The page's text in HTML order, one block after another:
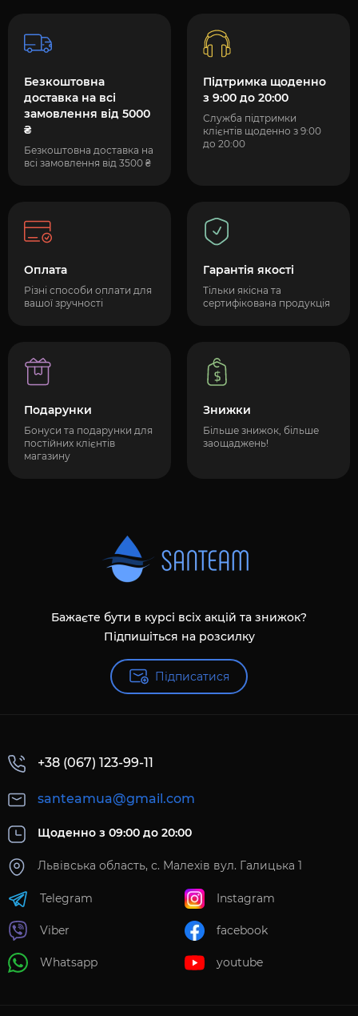
Безкоштовна
доставка на всі
замовлення від 5000
₴
Безкоштовна доставка на
всі замовлення від 3500 ₴
Підтримка щоденно
з 9:00 до 20:00
Служба підтримки
клієнтів щоденно з 9:00
до 20:00
Оплата
Різні способи оплати для
вашої зручності
Гарантія якості
Тільки якісна та
сертифікована продукція
Подарунки
Бонуси та подарунки для
постійних клієнтів
магазину
Знижки
Більше знижок, більше
заощаджень!
Бажаєте бути в курсі всіх акцій та знижок?
Підпишіться на розсилку
Підписатися
+38 (067) 123-99-11
santeamua@gmail.com
Щоденно з 09:00 до 20:00
Львівська область, с. Малехів вул. Галицька 1
Telegram
Viber
Whatsapp
Instagram
facebook
youtube